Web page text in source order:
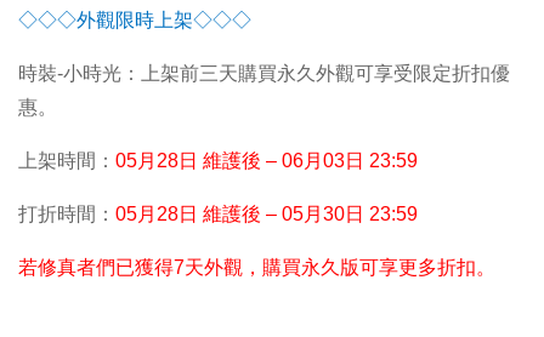
◇◇◇外觀限時上架◇◇◇
時裝-小時光：上架前三天購買永久外觀可享受限定折扣優
惠。
上架時間： 05月28日 維護後 – 06月03日 23:59
打折時間： 05月28日 維護後 – 05月30日 23:59
若修真者們已獲得7天外觀，購買永久版可享更多折扣。